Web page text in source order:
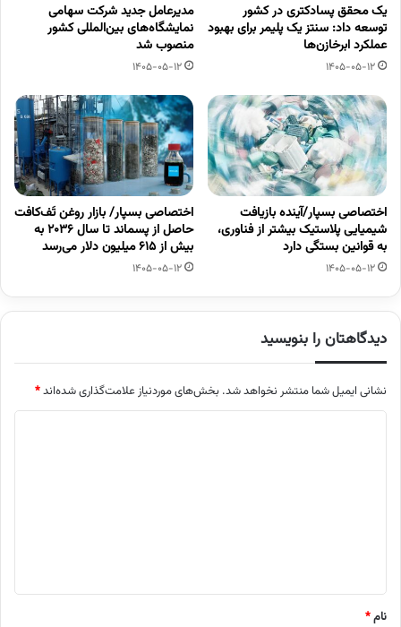
یک محقق پسادکتری در کشور
توسعه داد: سنتز یک پلیمر برای بهبود
عملکرد ابرخازن‌ها
1405-05-12
مدیرعامل جدید شرکت سهامی
نمایشگاه‌های بین‌المللی کشور
منصوب شد
1405-05-12
اختصاصی بسپار/آینده بازیافت
شیمیایی پلاستیک بیشتر از فناوری،
به قوانین بستگی دارد
1405-05-12
اختصاصی بسپار/ بازار روغن تَف‌کافت
حاصل از پسماند تا سال ۲۰۳۶ به
بیش از ۶۱۵ میلیون دلار می‌رسد
1405-05-12
دیدگاهتان را بنویسید
نشانی ایمیل شما منتشر نخواهد شد. بخش‌های موردنیاز علامت‌گذاری شده‌اند*
نام*